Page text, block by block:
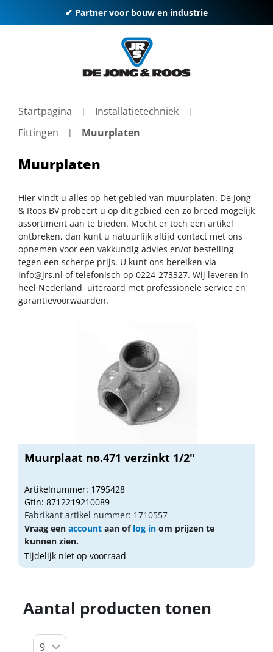
✔ Partner voor bouw en industrie
Startpagina
Installatietechniek
Fittingen
Muurplaten
Muurplaten
Hier vindt u alles op het gebied van muurplaten. De Jong
& Roos BV probeert u op dit gebied een zo breed mogelijk
assortiment aan te bieden. Mocht er toch een artikel
ontbreken, dan kunt u natuurlijk altijd contact met ons
opnemen voor een vakkundig advies en/of bestelling
tegen een scherpe prijs. U kunt ons bereiken via
info@jrs.nl of telefonisch op 0224-273327. Wij leveren in
heel Nederland, uiteraard met professionele service en
garantievoorwaarden.
Muurplaat no.471 verzinkt 1/2"
Artikelnummer: 1795428
Gtin: 8712219210089
Fabrikant artikel nummer: 1710557
Vraag een account aan of log in om prijzen te
kunnen zien.
Tijdelijk niet op voorraad
Aantal producten tonen